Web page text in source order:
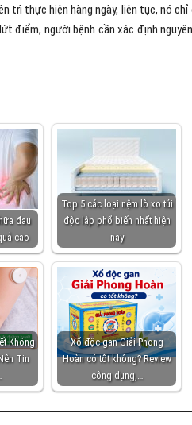
trì thực hiện hàng ngày, liên tục, nó
người bệnh cần xác định
đau
cao
Top 5 các loại nệm lò xo túi
độc lập phổ biến nhất hiện
nay
Không
Tin
Xổ độc gan Giải Phong
Hoàn có tốt không? Review
công dụng,…